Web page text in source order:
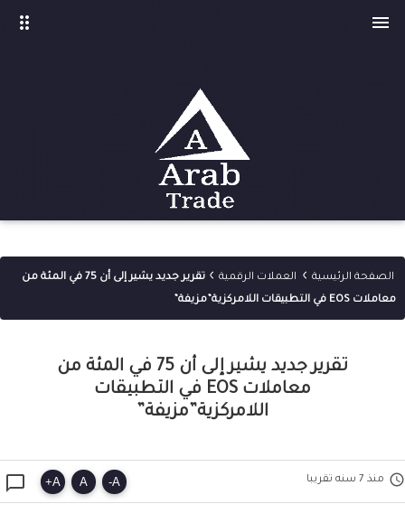

drag_indicator
الصفحة الرئيسية › العملات الرقمية ›
تقرير جديد يشير إلى أن 75 في المئة من
معاملات EOS في التطبيقات اللامركزية”مزيفة”
تقرير جديد يشير إلى أن 75 في المئة من
معاملات EOS في التطبيقات
اللامركزية”مزيفة”
 منذ 7 سنه تقريبا  A
-
A
A
+